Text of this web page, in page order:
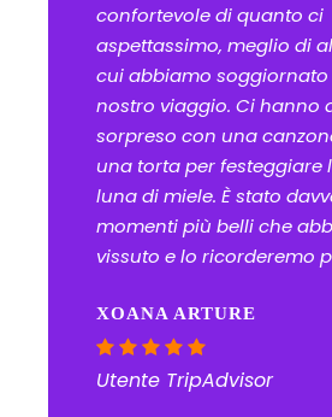
confortevole di quanto ci
aspettassimo, meglio di
cui abbiamo
nostro viaggio. Ci hanno
sorpreso con una
una torta per festeggiare
luna di miele. È stato
momenti più belli che
vissuto e lo ricorderemo
XOANA ARTURE
Utente TripAdvisor